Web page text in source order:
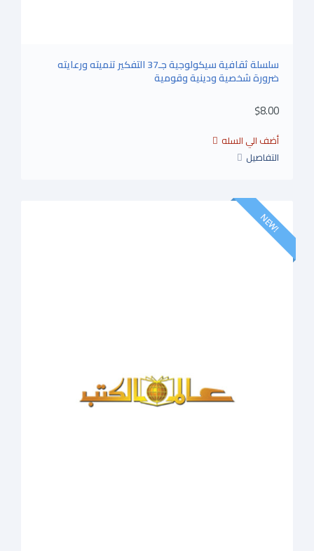
سلسلة ثقافية سيكولوجية جـ37 التفكير تنميته ورعايته
ضرورة شخصية ودينية وقومية
$8.00
التفاصيل